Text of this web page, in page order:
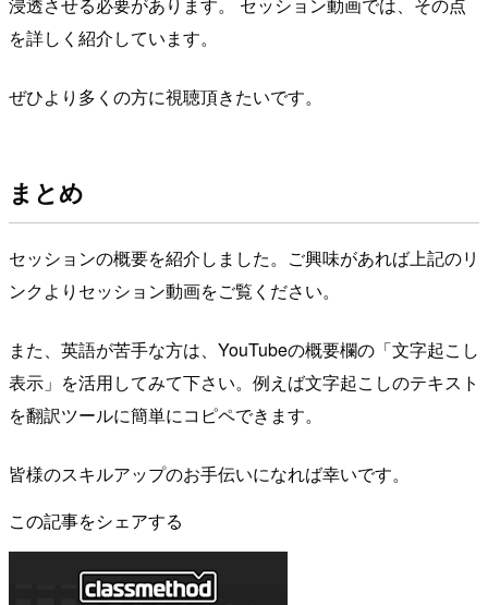
を詳しく紹介しています。
ぜひより多くの方に視聴頂きたいです。
まとめ
セッションの概要を紹介しました。ご興味があれば上記のリ
ンクよりセッション動画をご覧ください。
また、英語が苦手な方は、YouTubeの概要欄の「文字起こし
表示」を活用してみて下さい。例えば文字起こしのテキスト
を翻訳ツールに簡単にコピペできます。
皆様のスキルアップのお手伝いになれば幸いです。
この記事をシェアする